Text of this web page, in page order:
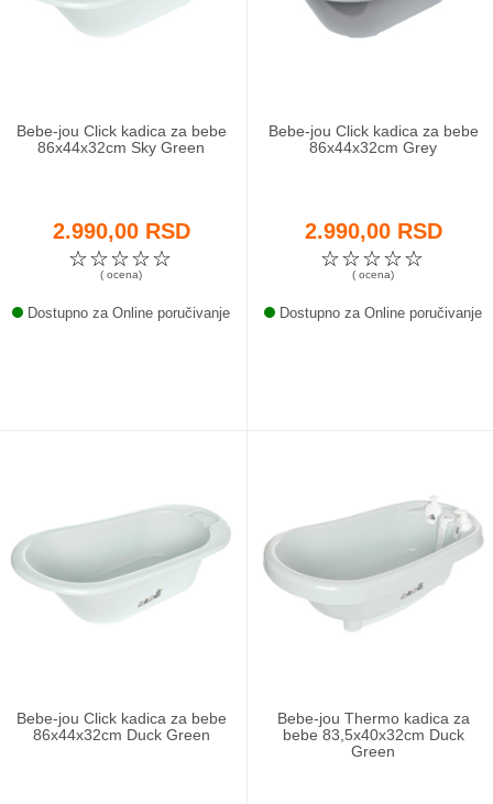
Bebe-jou Click kadica za bebe
86x44x32cm Sky Green
2.990,00 RSD
☆
☆
☆
☆
☆
( ocena)
Dostupno za Online poručivanje
Bebe-jou Click kadica za bebe
86x44x32cm Grey
2.990,00 RSD
☆
☆
☆
☆
☆
( ocena)
Dostupno za Online poručivanje
Bebe-jou Click kadica za bebe
86x44x32cm Duck Green
Bebe-jou Thermo kadica za
bebe 83,5x40x32cm Duck
Green